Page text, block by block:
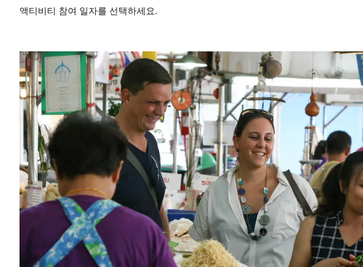
액티비티 참여 일자를 선택하세요.